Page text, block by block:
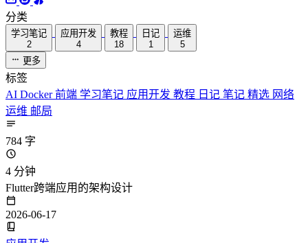
分类
学习笔记
2
应用开发
4
教程
18
日记
1
运维
5
更多
标签
AI Docker前端 学习笔记 应用开发 教程 日记 笔记 精选 网络
运维 邮局
784 字
4 分钟
Flutter跨端应用的架构设计
2026-06-17